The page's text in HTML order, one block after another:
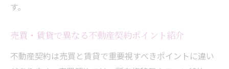
す。
売買・賃貸で異なる不動産契約ポイント紹介
不動産契約は売買と賃貸で重要視すべきポイントに違い